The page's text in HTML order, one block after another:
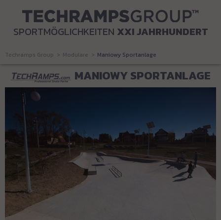
SPORTMÖGLICHKEITEN XXI JAHRHUNDERT
Techramps Group Modulare Maniowy Sportanlage
MANIOWY SPORTANLAGE